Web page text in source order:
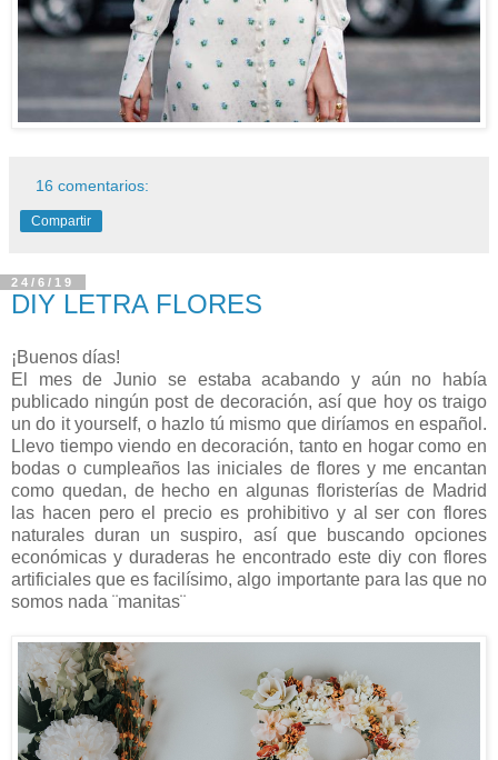
16 comentarios:
Compartir
24/6/19
DIY LETRA FLORES
¡Buenos días!
El mes de Junio se estaba acabando y aún no había
publicado ningún post de decoración, así que hoy os traigo
un do it yourself, o hazlo tú mismo que diríamos en español.
Llevo tiempo viendo en decoración, tanto en hogar como en
bodas o cumpleaños las iniciales de flores y me encantan
como quedan, de hecho en algunas floristerías de Madrid
las hacen pero el precio es prohibitivo y al ser con flores
naturales duran un suspiro, así que buscando opciones
económicas y duraderas he encontrado este diy con flores
artificiales que es facilísimo, algo importante para las que no
somos nada ¨manitas¨